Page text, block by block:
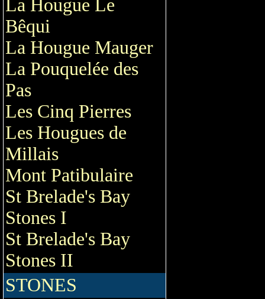
La Hougue Le
Bêqui
La Hougue Mauger
La Pouquelée des
Pas
Les Cinq Pierres
Les Hougues de
Millais
Mont Patibulaire
St Brelade's Bay
Stones I
St Brelade's Bay
Stones II
STONES